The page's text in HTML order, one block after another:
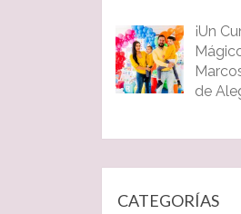
¡Un
de
CATEGORÍAS